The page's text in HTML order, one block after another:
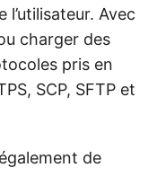
Avec
charger des
pris en
SCP, SFTP et
de